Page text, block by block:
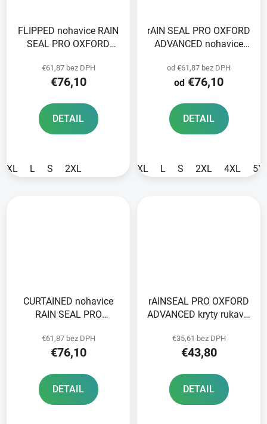
FLIPPED nohavice RAIN
SEAL PRO OXFORD
€61,87 bez DPH
€76,10
DETAIL
XL L S 2XL
rAIN SEAL PRO OXFORD
ADVANCED nohavice
od €61,87 bez DPH
od €76,10
DETAIL
XL L S 2XL 4XL
CURTAINED nohavice
RAIN SEAL PRO
black
€61,87 bez DPH
€76,10
DETAIL
rAINSEAL PRO OXFORD
ADVANCED kryty rukavíc
€35,61 bez DPH
€43,80
DETAIL